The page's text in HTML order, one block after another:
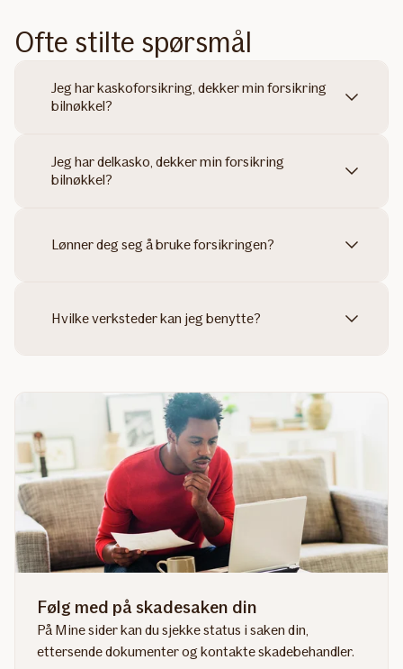
Ofte stilte spørsmål
Jeg har kaskoforsikring, dekker min forsikring
bilnøkkel?
Jeg har delkasko, dekker min forsikring
bilnøkkel?
Lønner deg seg å bruke forsikringen?
Hvilke verksteder kan jeg benytte?
Følg med på skadesaken din
På Mine sider kan du sjekke status i saken din,
ettersende dokumenter og kontakte skadebehandler.